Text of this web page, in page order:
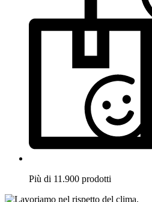
Più di 11.900 prodotti